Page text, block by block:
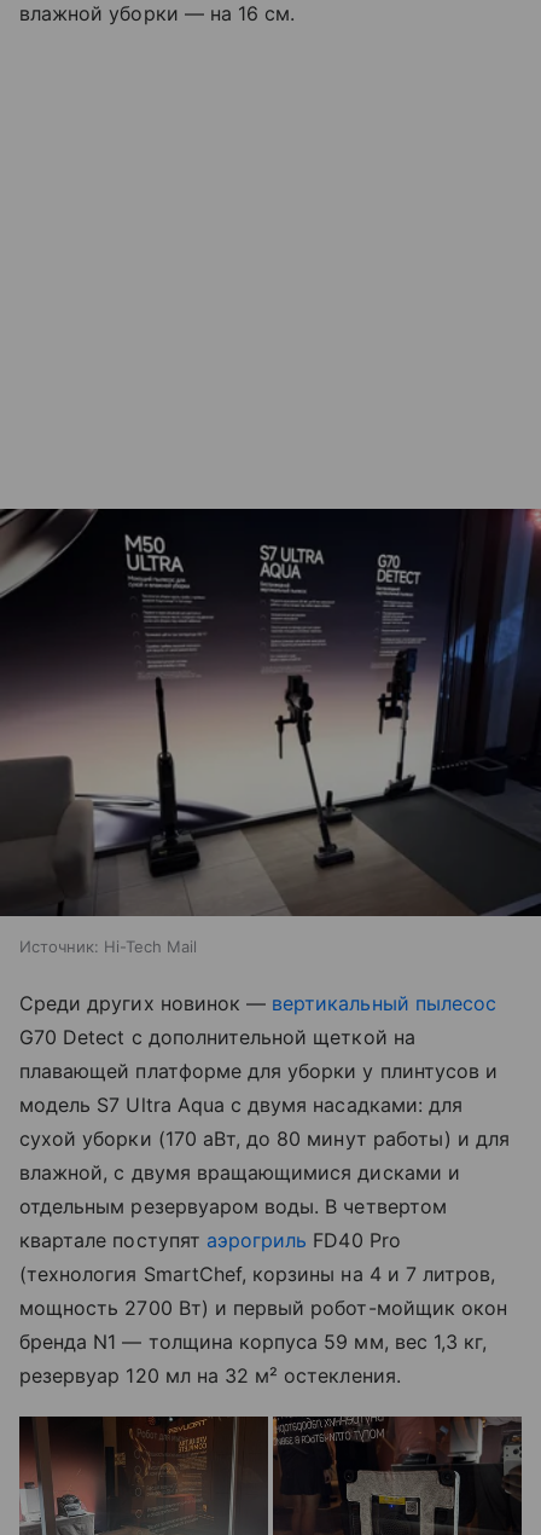
влажной уборки — на 16 см.
Источник: Hi-Tech Mail
Среди других новинок — вертикальный пылесос
G70 Detect с дополнительной щеткой на
плавающей платформе для уборки у плинтусов и
модель S7 Ultra Aqua с двумя насадками: для
сухой уборки (170 аВт, до 80 минут работы) и для
влажной, с двумя вращающимися дисками и
отдельным резервуаром воды. В четвертом
квартале поступят аэрогриль FD40 Pro
(технология SmartChef, корзины на 4 и 7 литров,
мощность 2700 Вт) и первый робот-мойщик окон
бренда N1 — толщина корпуса 59 мм, вес 1,3 кг,
резервуар 120 мл на 32 м² остекления.